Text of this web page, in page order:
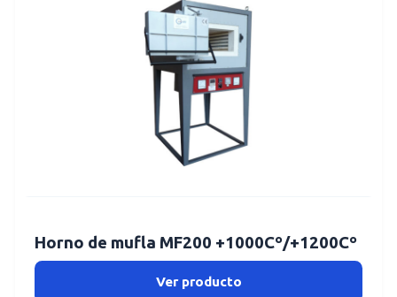
Horno de mufla MF200 +1000Cº/+1200Cº
Ver producto